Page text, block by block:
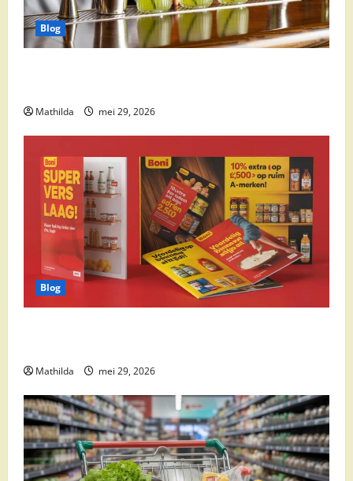
Blog
Mathilda mei 29, 2026
Blog
Mathilda mei 29, 2026